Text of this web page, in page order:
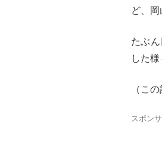
ど、
たぶ
した
（こ
スポン